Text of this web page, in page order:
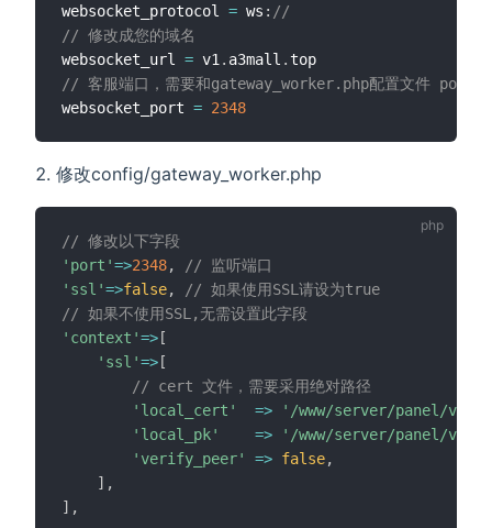
websocket_protocol = ws : //
// 修改成您的域名
websocket_url = v1 . a3mall .
// 客服端口，需要和gateway_worker.php配置文件 port字
websocket_port = 2348
修改config/gateway_worker.php
// 修改以下字段
'port'=>2348,
// 监听端口
'ssl'=>false,
// 如果使用SSL请设为true
// 如果不使用SSL,无需设置此字段
'context'=>[
'ssl'=>[
// cert 文件，需要采用绝对路径
'local_cert'
=>
'/www/server/panel/
'local_pk'
=>
'/www/server/panel/
'verify_peer'
=> false,
] ,
] ,